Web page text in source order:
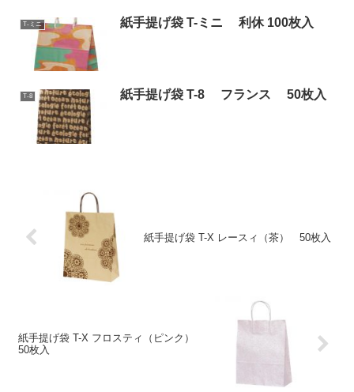
T-ミニ 紙手提げ袋 T-ミニ 利休 100枚入
T-8 紙手提げ袋 T-8 フランス 50枚入
紙手提げ袋 T-X レースィ（茶） 50枚入
紙手提げ袋 T-X フロスティ（ピンク）
50枚入